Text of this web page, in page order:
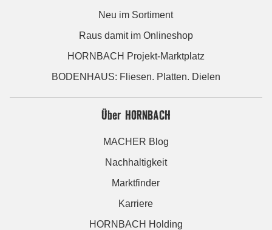
Neu im Sortiment
Raus damit im Onlineshop
HORNBACH Projekt-Marktplatz
BODENHAUS: Fliesen. Platten. Dielen
Über HORNBACH
MACHER Blog
Nachhaltigkeit
Marktfinder
Karriere
HORNBACH Holding